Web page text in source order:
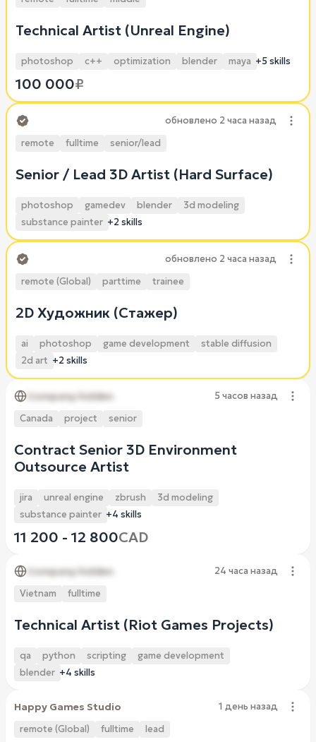
Technical Artist (Unreal Engine)
photoshop c++ optimization blender maya +5 skills
100 000₽
remote fulltime senior/lead
обновлено 2 часа назад
Senior / Lead 3D Artist (Hard Surface)
photoshop gamedev blender
3d modeling
substance painter +2 skills
remote (Global) parttime trainee
обновлено 2 часа назад
2D Художник (Стажер)
ai photoshop game development
stable diffusion
2d art +2 skills
Company hidden
Canada project senior
5 часов назад
Contract Senior 3D Environment
Outsource Artist
jira unreal engine zbrush
3d modeling
substance painter +4 skills
11 200 - 12 800CAD
Company hidden
Vietnam fulltime
24 часа назад
Technical Artist (Riot Games Projects)
qa python scripting
game development
blender +4 skills
Happy Games Studio
remote (Global) fulltime lead
1 день назад